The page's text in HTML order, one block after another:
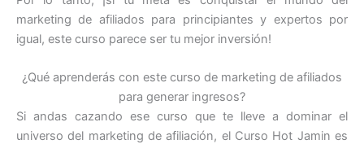
marketing de afiliados para principiantes y expertos por
igual, este curso parece ser tu mejor inversión!
¿Qué aprenderás con este curso de marketing de afiliados
para generar ingresos?
Si andas cazando ese curso que te lleve a dominar el
universo del marketing de afiliación, el Curso Hot Jamin es